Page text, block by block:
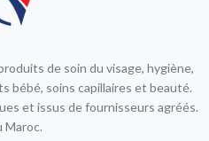
de soin du visage, hygiène,
bébé, soins capillaires et beauté.
et issus de fournisseurs agréés.
Maroc.